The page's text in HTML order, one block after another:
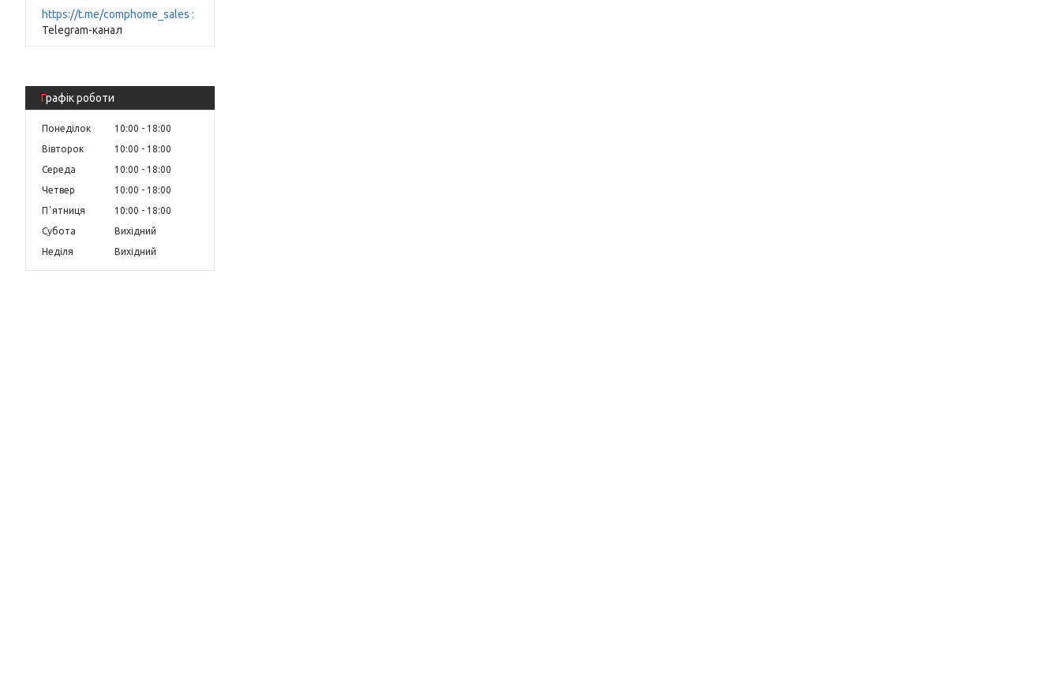
https://t.me/comphome_sales
Telegram-канал
Графік роботи
Понеділок 10:00
18:00
Вівторок
10:00
18:00
Середа
10:00
18:00
Четвер
10:00
18:00
Пʼятниця
10:00
18:00
Субота
Вихідний
Неділя
Вихідний